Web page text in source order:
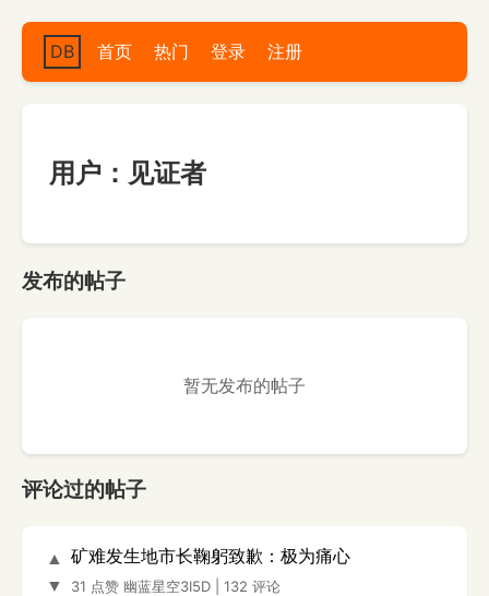
DB 首页 热门 登录 注册
用户：见证者
发布的帖子
暂无发布的帖子
评论过的帖子
▲
▼
矿难发生地市长鞠躬致歉：极为痛心
31 点赞 幽蓝星空3I5D 132 评论